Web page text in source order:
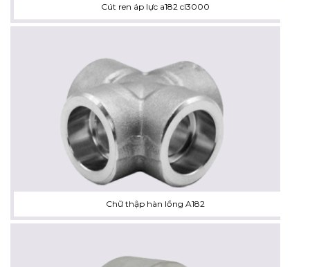
Cút ren áp lực a182 cl3000
Chữ thập hàn lồng A182